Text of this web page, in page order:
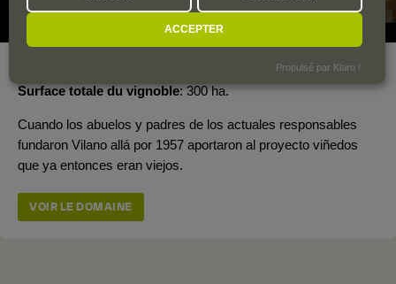
Surface totale du vignoble 300 ha.
Cuando los abuelos y padres de los actuales responsables
fundaron Vilano allá por 1957 aportaron al proyecto viñedos
que ya entonces eran viejos.
VOIR LE DOMAINE
ACCEPTER
Propulsé par Klaro !